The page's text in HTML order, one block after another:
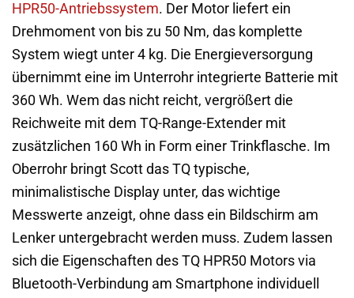
HPR50-Antriebssystem. Der Motor liefert ein
Drehmoment von bis zu 50 Nm, das komplette
System wiegt unter 4 kg. Die Energieversorgung
übernimmt eine im Unterrohr integrierte Batterie mit
360 Wh. Wem das nicht reicht, vergrößert die
Reichweite mit dem TQ-Range-Extender mit
zusätzlichen 160 Wh in Form einer Trinkflasche. Im
Oberrohr bringt Scott das TQ typische,
minimalistische Display unter, das wichtige
Messwerte anzeigt, ohne dass ein Bildschirm am
Lenker untergebracht werden muss. Zudem lassen
sich die Eigenschaften des TQ HPR50 Motors via
Bluetooth-Verbindung am Smartphone individuell